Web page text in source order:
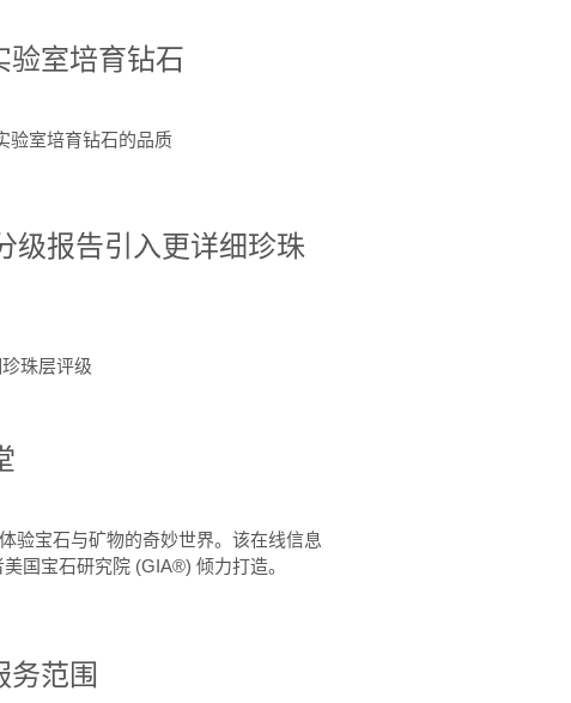
验室培育钻石
验室培育钻石的品质
级报告引入更详细珍珠
珠层评级
验宝石与矿物的奇妙世界。该在线信息
国宝石研究院 (GIA®) 倾力打造。
务范围